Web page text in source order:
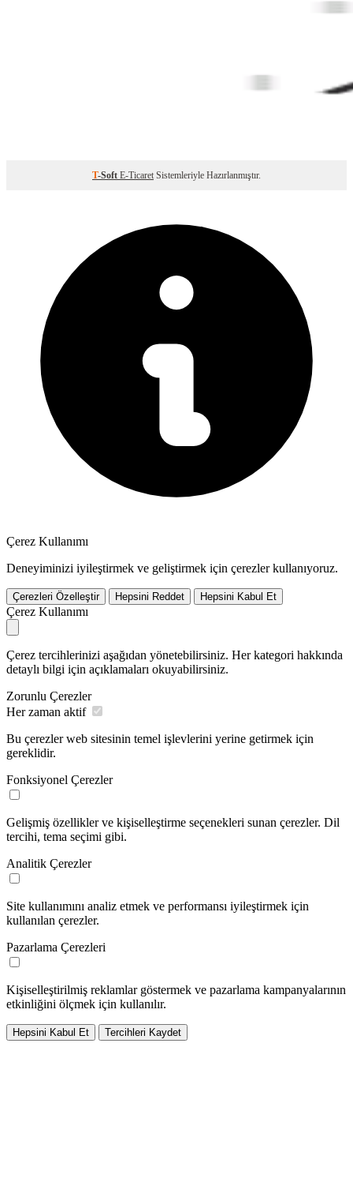
T-Soft E-Ticaret Sistemleriyle Hazırlanmıştır.
Çerez Kullanımı
Deneyiminizi iyileştirmek ve geliştirmek için çerezler kullanıyoruz.
Çerezleri Özelleştir Hepsini Reddet Hepsini Kabul Et
Çerez Kullanımı
Çerez tercihlerinizi aşağıdan yönetebilirsiniz. Her kategori hakkında
detaylı bilgi için açıklamaları okuyabilirsiniz.
Zorunlu Çerezler
Her zaman aktif
Bu çerezler web sitesinin temel işlevlerini yerine getirmek için
gereklidir.
Fonksiyonel Çerezler
Gelişmiş özellikler ve kişiselleştirme seçenekleri sunan çerezler. Dil
tercihi, tema seçimi gibi.
Analitik Çerezler
Site kullanımını analiz etmek ve performansı iyileştirmek için
kullanılan çerezler.
Pazarlama Çerezleri
Kişiselleştirilmiş reklamlar göstermek ve pazarlama kampanyalarının
etkinliğini ölçmek için kullanılır.
Hepsini Kabul Et Tercihleri Kaydet